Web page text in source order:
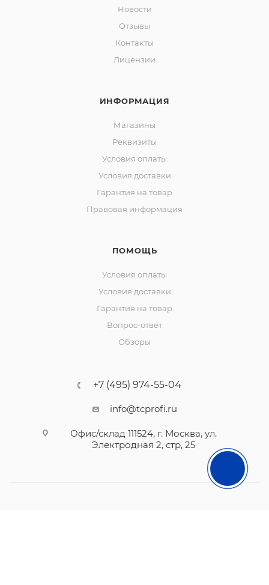
Новости
Отзывы
Контакты
Лицензии
ИНФОРМАЦИЯ
Магазины
Реквизиты
Условия оплаты
Условия доставки
Гарантия на товар
Правовая информация
ПОМОЩЬ
Условия оплаты
Условия доставки
Гарантия на товар
Вопрос-ответ
Обзоры
+7 (495) 974-55-04
info@tcprofi.ru
Офис/склад 111524, г. Москва, ул.
Электродная 2, стр, 25